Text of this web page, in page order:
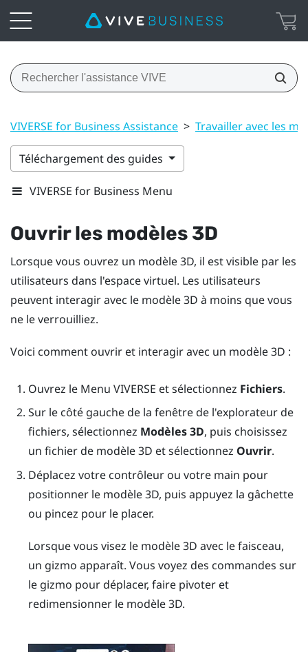
VIVERSE for Business Assistance > Travailler avec les
Téléchargement des guides
VIVERSE for Business Menu
Ouvrir les modèles 3D
Lorsque vous ouvrez un modèle 3D, il est visible par les
utilisateurs dans l'espace virtuel. Les utilisateurs
peuvent interagir avec le modèle 3D à moins que vous
ne le verrouilliez.
Voici comment ouvrir et interagir avec un modèle 3D :
Ouvrez le Menu VIVERSE et sélectionnez Fichiers.
Sur le côté gauche de la fenêtre de l'explorateur de
fichiers, sélectionnez Modèles 3D, puis choisissez
un fichier de modèle 3D et sélectionnez Ouvrir.
Déplacez votre contrôleur ou votre main pour
positionner le modèle 3D, puis appuyez la gâchette
ou pincez pour le placer.
Lorsque vous visez le modèle 3D avec le faisceau,
un gizmo apparaît. Vous voyez des commandes sur
le gizmo pour déplacer, faire pivoter et
redimensionner le modèle 3D.